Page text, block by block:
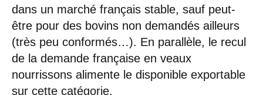
dans un marché français stable, sauf peut-
être pour des bovins non demandés ailleurs
(très peu conformés…). En parallèle, le recul
de la demande française en veaux
nourrissons alimente le disponible exportable
sur cette catégorie.